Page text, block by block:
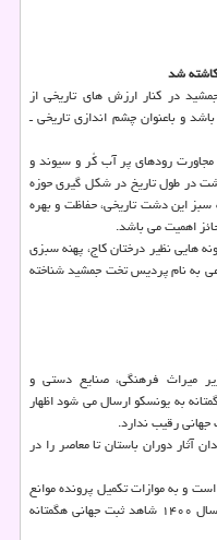
در کنار ارزش های تاریخی از
و باعنوان چشم اندازی تاریخی ـ
رودهای پر آب کُر و سیوند و
در طول تاریخ در شکل گیری حوزه
این دشت تاریخی، حفاظت و بهره
اهمیت می باشد.
هایی نظیر درختان کاج، پهنه سبزی
به نام پردیس تخت جمشید شناخته
میراث فرهنگی، صنایع دستی و
به یونسکو ارسال می شود اظهار
جهانی رقیب ندارد.
آثار دوران باستان تا معاصر را در
و به موازات تکمیل پرونده موانع
نیز برداشته خواهد شد ابراز امیدواری کرد: در سال ۱۴۰۰ شاهد ثبت جهانی هگمتانه